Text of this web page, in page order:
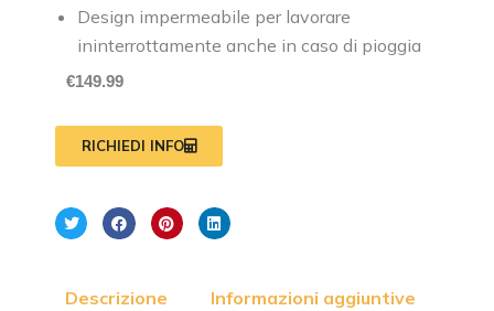
Design impermeabile per lavorare
ininterrottamente anche in caso di pioggia
€149.99
RICHIEDI INFO
Descrizione Informazioni aggiuntive